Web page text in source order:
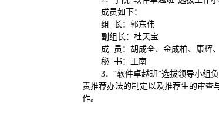
成员如下：
组
长：郭东伟
副组长：杜天宝
成
员：胡成全、金成柏、康辉
秘 书：王南
3．“软件卓越班”选拔领导小组
责推荐办法的制定以及推荐生的审查
作。